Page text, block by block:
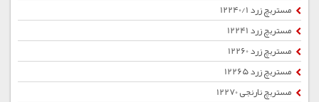
مستربچ زرد 12240/1
مستربچ زرد 12241
مستربچ زرد 12260
مستربچ زرد 12265
مستربچ نارنجی 12270